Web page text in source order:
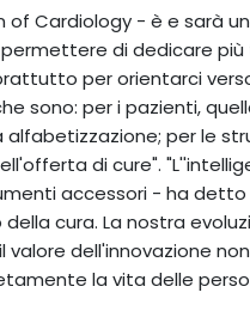
of Cardiology - è e sarà
permettere di dedicare
per orientarci
sono: per i pazienti,
alfabetizzazione; per le
di cure".
accessori - ha
cura. La nostra
valore dell'innovazione
la vita delle